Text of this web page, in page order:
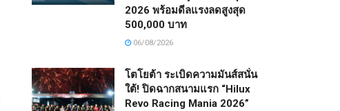
2026 พร้อมดีลแรงลดสูงสุด
500,000 บาท
06/08/2026
โตโยต้า ระเบิดความมันส์สนั่น
ใต้! ปิดฉากสนามแรก “Hilux
Revo Racing Mania 2026”